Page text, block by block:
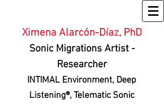
Ximena Alarcón-Díaz, PhD
Sonic Migrations Artist -
Researcher
INTIMAL Environment, Deep
Listening®, Telematic Sonic